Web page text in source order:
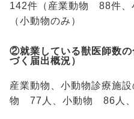
142件（産業動物 88件
（小動物のみ）
②就業している獣医師数
づく届出概況）
産業動物、小動物診療施
物 77人、小動物 86人、